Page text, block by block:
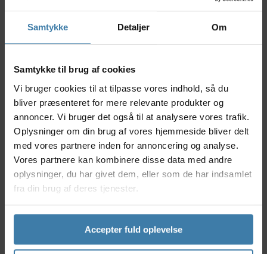
Samtykke Detaljer Om
Samtykke til brug af cookies
Vi bruger cookies til at tilpasse vores indhold, så du
bliver præsenteret for mere relevante produkter og
annoncer. Vi bruger det også til at analysere vores trafik.
Oplysninger om din brug af vores hjemmeside bliver delt
med vores partnere inden for annoncering og analyse.
Vores partnere kan kombinere disse data med andre
oplysninger, du har givet dem, eller som de har indsamlet
fra din brug af deres tjenester.
Accepter fuld oplevelse
Graphene-baseret Endurance Formula leverer
fremragende ydeevne under alle vejrforhold.
Nyttige facts
Ny retningsbestemt lamellestruktur for optimal
kontrol.
Forstærket nylonsidevægbeskyttelse mod
punkteringer.
Endurance Formula med Graphene for
holdbarhed og stabilitet.
Anti-punkteringsbælte og
sidevægsstabilitetsindsats.
Hookless kompatibelt design.
Anvendelse
Terreno T50 Mixed er ideelt til gravelryttere, der vil
have ét dæk til både asfalt, hårdtpakkede grusveje og